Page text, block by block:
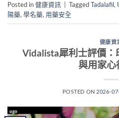
Posted in健康資訊 TaggedTadalafil,
陽藥, 學名藥, 用藥安全
健康資
Vidalista犀利士評價：
與用家心
POSTED ON 2026-